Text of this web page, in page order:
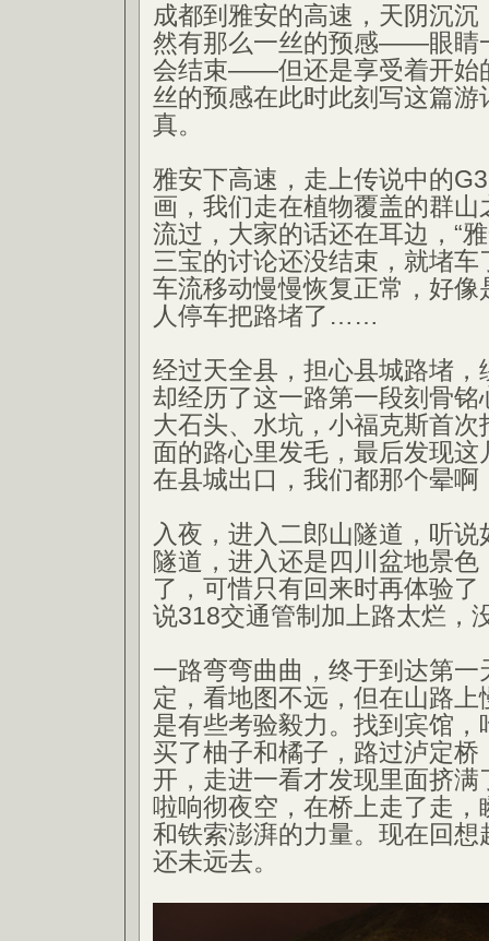
成都到雅安的高速，天阴沉
然有那么一丝的预感——眼睛
会结束——但还是享受着开始
丝的预感在此时此刻写这篇游
真。
雅安下高速，走上传说中的
画，我们走在植物覆盖的群
流过，大家的话还在耳边，“
三宝的讨论还没结束，就堵
车流移动慢慢恢复正常，好像
人停车把路堵了……
经过天全县，担心县城路堵
却经历了这一路第一段刻骨铭
大石头、水坑，小福克斯首
面的路心里发毛，最后发现这
在县城出口，我们都那个晕啊
入夜，进入二郎山隧道，听
隧道，进入还是四川盆地景色
了，可惜只有回来时再体验
说318交通管制加上路太烂，
一路弯弯曲曲，终于到达第一
定，看地图不远，但在山路
是有些考验毅力。找到宾馆
买了柚子和橘子，路过泸定桥
开，走进一看才发现里面挤满
啦响彻夜空，在桥上走了走，
和铁索澎湃的力量。现在回想
还未远去。